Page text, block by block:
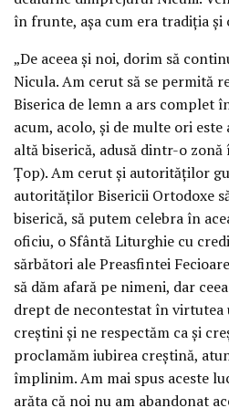
în frunte, aşa cum era tradiţia şi
„De aceea şi noi, dorim să
Nicula. Am cerut să se permită
Biserica de lemn a ars complet
acum, acolo, şi de multe ori
altă biserică, adusă dintr-o
Ţop). Am cerut şi autorităţilor
autorităţilor Bisericii Ortodoxe
biserică, să putem celebra în
oficiu, o Sfântă Liturghie cu
sărbători ale Preasfintei
să dăm afară pe nimeni, dar
drept de necontestat în virtutea
creştini şi ne respectăm ca şi
proclamăm iubirea creştină,
împlinim. Am mai spus aceste
arăta că noi nu am abandonat